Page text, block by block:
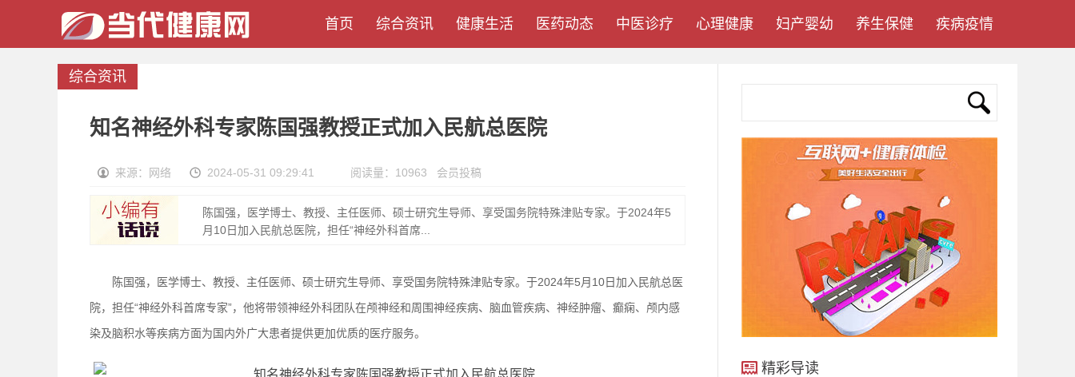
首页 综合资讯 健康生活 医药动态 中医诊疗 心理健康 妇产婴幼 养生保健 疾病疫情
综合资讯
知名神经外科专家陈国强教授正式加入民航总医院
来源：网络 2024-05-31 09:29:41 阅读量：10963 会员投稿
陈国强，医学博士、教授、主任医师、硕士研究生导师、享受国务院特殊津贴专家。于2024年5
月10日加入民航总医院，担任“神经外科首席...
陈国强，医学博士、教授、主任医师、硕士研究生导师、享受国务院特殊津贴专家。于2024年5月10日加入民航总医
院，担任“神经外科首席专家”，他将带领神经外科团队在颅神经和周围神经疾病、脑血管疾病、神经肿瘤、癫痫、颅内感
染及脑积水等疾病方面为国内外广大患者提供更加优质的医疗服务。
精彩导读